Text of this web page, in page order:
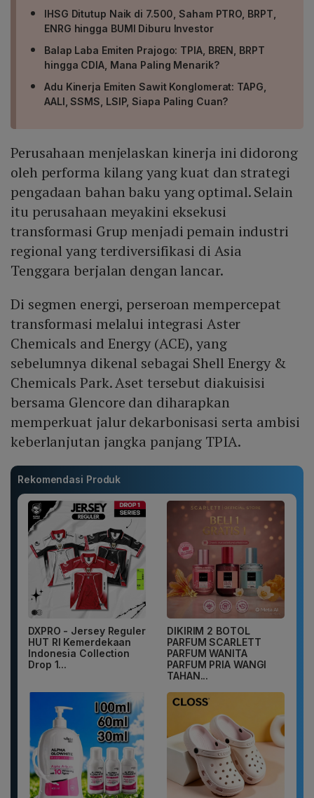
IHSG Ditutup Naik di 7.500, Saham PTRO, BRPT,
ENRG hingga BUMI Diburu Investor
Balap Laba Emiten Prajogo: TPIA, BREN, BRPT
hingga CDIA, Mana Paling Menarik?
Adu Kinerja Emiten Sawit Konglomerat: TAPG,
AALI, SSMS, LSIP, Siapa Paling Cuan?
Perusahaan menjelaskan kinerja ini didorong
oleh performa kilang yang kuat dan strategi
pengadaan bahan baku yang optimal. Selain
itu perusahaan meyakini eksekusi
transformasi Grup menjadi pemain industri
regional yang terdiversifikasi di Asia
Tenggara berjalan dengan lancar.
Di segmen energi, perseroan mempercepat
transformasi melalui integrasi Aster
Chemicals and Energy (ACE), yang
sebelumnya dikenal sebagai Shell Energy &
Chemicals Park. Aset tersebut diakuisisi
bersama Glencore dan diharapkan
memperkuat jalur dekarbonisasi serta ambisi
keberlanjutan jangka panjang TPIA.
Rekomendasi Produk
DXPRO - Jersey Reguler
HUT RI Kemerdekaan
Indonesia Collection
Drop 1...
DIKIRIM 2 BOTOL
PARFUM SCARLETT
PARFUM WANITA
PARFUM PRIA WANGI
TAHAN...